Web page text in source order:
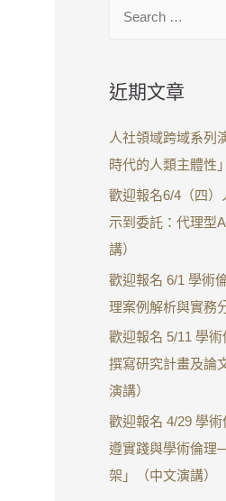
近期文章
人社領域跨域系列
時代的人類主體性
歡迎報名6/4（四
示到委託：代理型
講）
歡迎報名 6/1 學術
理案例解析與實務
歡迎報名 5/11 學
撰寫研究計畫及論
演講）
歡迎報名 4/29 學
遵實踐與學術倫理
架」（中文演講）